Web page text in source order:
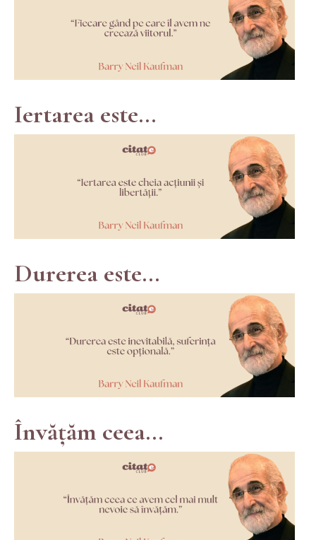
Iertarea este...
Durerea este...
Învățăm ceea...